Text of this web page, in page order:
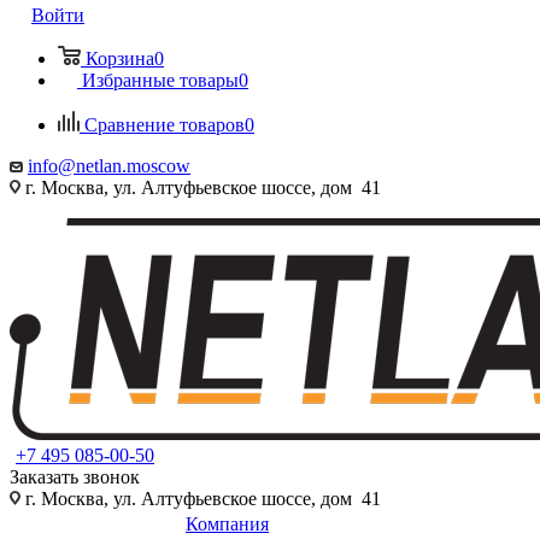
Войти
Корзина0
Избранные товары0
Сравнение товаров0
info@netlan.moscow
г. Москва, ул. Алтуфьевское шоссе, дом 41
+7 495 085-00-50
Заказать звонок
г. Москва, ул. Алтуфьевское шоссе, дом 41
Компания